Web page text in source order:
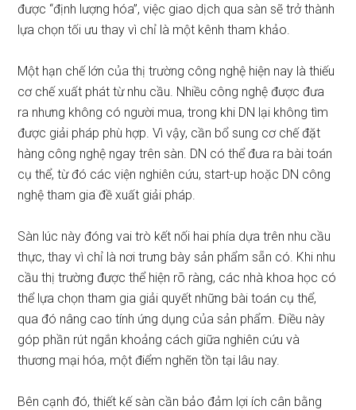
được “định lượng hóa”, việc giao dịch qua sàn sẽ trở thành
lựa chọn tối ưu thay vì chỉ là một kênh tham khảo.
Một hạn chế lớn của thị trường công nghệ hiện nay là thiếu
cơ chế xuất phát từ nhu cầu. Nhiều công nghệ được đưa
ra nhưng không có người mua, trong khi DN lại không tìm
được giải pháp phù hợp. Vì vậy, cần bổ sung cơ chế đặt
hàng công nghệ ngay trên sàn. DN có thể đưa ra bài toán
cụ thể, từ đó các viện nghiên cứu, start-up hoặc DN công
nghệ tham gia đề xuất giải pháp.
Sàn lúc này đóng vai trò kết nối hai phía dựa trên nhu cầu
thực, thay vì chỉ là nơi trưng bày sản phẩm sẵn có. Khi nhu
cầu thị trường được thể hiện rõ ràng, các nhà khoa học có
thể lựa chọn tham gia giải quyết những bài toán cụ thể,
qua đó nâng cao tính ứng dụng của sản phẩm. Điều này
góp phần rút ngắn khoảng cách giữa nghiên cứu và
thương mại hóa, một điểm nghẽn tồn tại lâu nay.
Bên cạnh đó, thiết kế sàn cần bảo đảm lợi ích cân bằng